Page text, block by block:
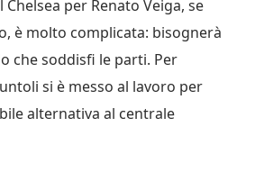
Chelsea per Renato Veiga, se
è molto complicata: bisognerà
che soddisfi le parti. Per
si è messo al lavoro per
alternativa al centrale